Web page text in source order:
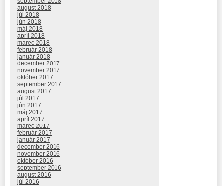
august 2018
júl 2018
jún 2018
máj 2018
apríl 2018
marec 2018
február 2018
január 2018
december 2017
november 2017
október 2017
september 2017
august 2017
júl 2017
jún 2017
máj 2017
apríl 2017
marec 2017
február 2017
január 2017
december 2016
november 2016
október 2016
september 2016
august 2016
júl 2016